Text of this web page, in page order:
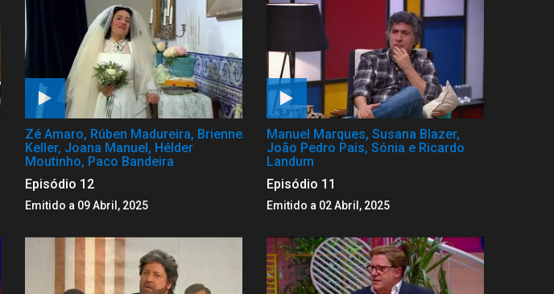
Zé Amaro, Rúben Madureira, Brienne
Keller, Joana Manuel, Hélder
Moutinho, Paco Bandeira
Episódio 12
Emitido a 09 Abril, 2025
Manuel Marques, Susana Blazer,
João Pedro Pais, Sónia e Ricardo
Landum
Episódio 11
Emitido a 02 Abril, 2025